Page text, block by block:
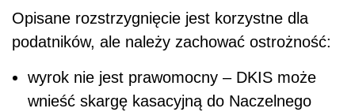
Opisane rozstrzygnięcie jest korzystne dla
podatników, ale należy zachować ostrożność:
wyrok nie jest prawomocny – DKIS może
wnieść skargę kasacyjną do Naczelnego